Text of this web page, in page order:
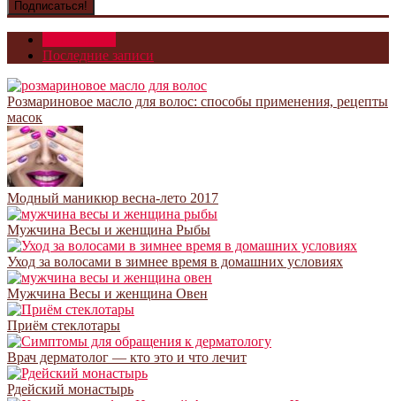
Последние записи
Розмариновое масло для волос: способы применения, рецепты
масок
Модный маникюр весна-лето 2017
Мужчина Весы и женщина Рыбы
Уход за волосами в зимнее время в домашних условиях
Мужчина Весы и женщина Овен
Приём стеклотары
Врач дерматолог — кто это и что лечит
Рдейский монастырь